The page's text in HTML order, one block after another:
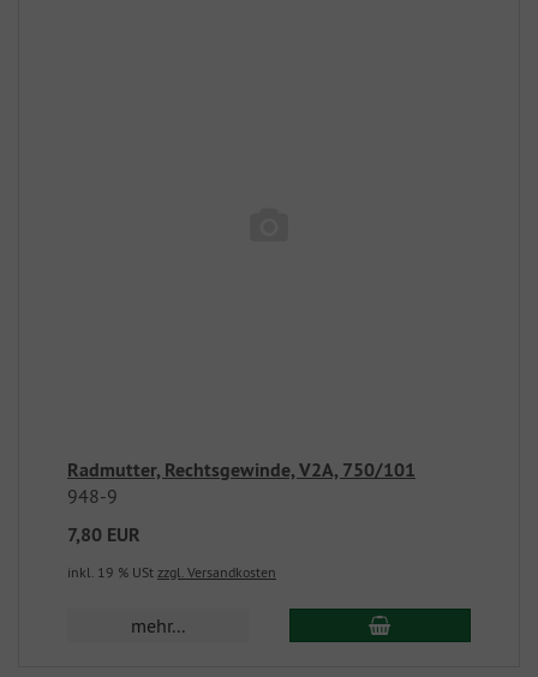
Radmutter, Rechtsgewinde, V2A, 750/101
948-9
7,80 EUR
inkl. 19 % USt zzgl. Versandkosten
mehr...